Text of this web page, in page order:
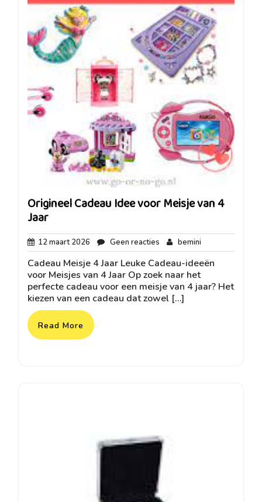
Origineel Cadeau Idee voor Meisje van 4
Jaar
12 maart 2026 12
maart
2026
Geen reacties Geen
reacties
bemini
Cadeau Meisje 4 Jaar Leuke Cadeau-ideeën
voor Meisjes van 4 Jaar Op zoek naar het
perfecte cadeau voor een meisje van 4 jaar? Het
kiezen van een cadeau dat zowel […]
Read More